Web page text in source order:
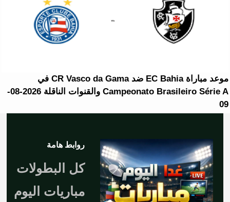
موعد مباراة EC Bahia ضد CR Vasco da Gama في
Campeonato Brasileiro Série A والقنوات الناقلة 2026-08-
09
روابط هامة
كل البطولات
مباريات اليوم